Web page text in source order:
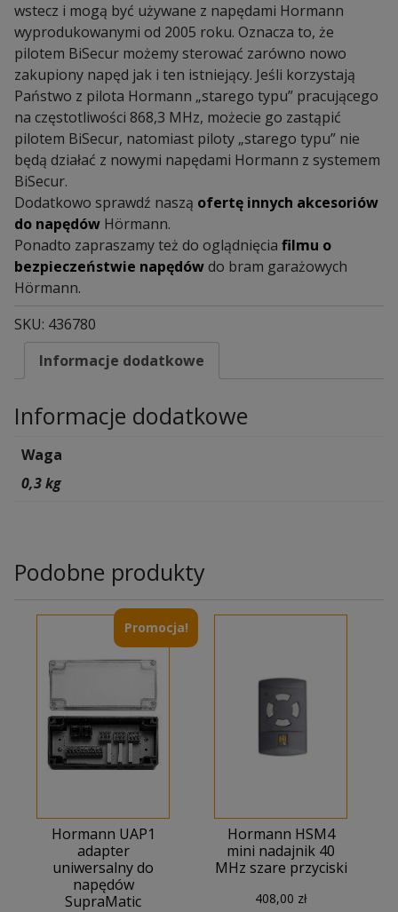
wstecz i mogą być używane z napędami Hormann
wyprodukowanymi od 2005 roku. Oznacza to, że
pilotem BiSecur możemy sterować zarówno nowo
zakupiony napęd jak i ten istniejący. Jeśli korzystają
Państwo z pilota Hormann „starego typu” pracującego
na częstotliwości 868,3 MHz, możecie go zastąpić
pilotem BiSecur, natomiast piloty „starego typu” nie
będą działać z nowymi napędami Hormann z systemem
BiSecur.
Dodatkowo sprawdź naszą ofertę innych akcesoriów
do napędów Hörmann.
Ponadto zapraszamy też do oglądnięcia filmu o
bezpieczeństwie napędówdo bram garażowych
Hörmann.
SKU: 436780
Informacje dodatkowe
Informacje dodatkowe
Waga
0,3 kg
Podobne produkty
Promocja!
Hormann UAP1
adapter
uniwersalny do
napędów
SupraMatic
Hormann HSM4
mini nadajnik 40
MHz szare przyciski
408,00 zł